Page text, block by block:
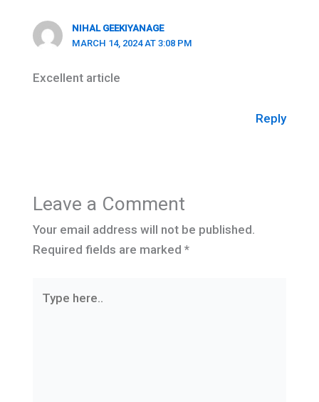
NIHAL GEEKIYANAGE
MARCH 14, 2024 AT 3:08 PM
Excellent article
Reply
Leave a Comment
Your email address will not be published.
Required fields are marked *
here..